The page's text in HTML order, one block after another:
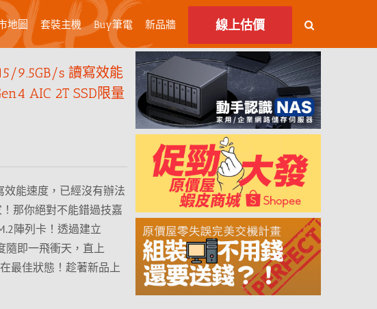
地圖 套裝主機 Buy筆電 新品牆 線上估價
9.5GB/s 讀寫效能
AIC 2T SSD限量
效能速度，已經沒有辦法
那你絕對不能錯過技嘉
陣列卡！透過建立
隨即一飛衝天，直上
最佳狀態！趁著新品上